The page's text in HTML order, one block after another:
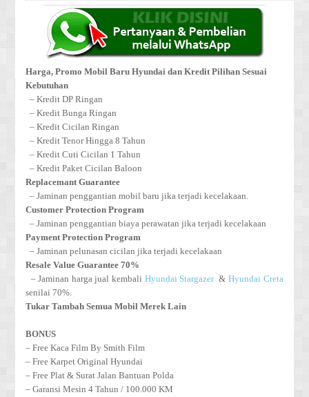
Harga, Promo Mobil Baru Hyundai dan Kredit Pilihan Sesuai
Kebutuhan
– Kredit DP Ringan
– Kredit Bunga Ringan
– Kredit Cicilan Ringan
– Kredit Tenor Hingga 8 Tahun
– Kredit Cuti Cicilan 1 Tahun
– Kredit Paket Cicilan Baloon
Replacemant Guarantee
– Jaminan penggantian mobil baru jika terjadi kecelakaan.
Customer Protection Program
– Jaminan penggantian biaya perawatan jika terjadi kecelakaan
Payment Protection Program
– Jaminan pelunasan cicilan jika terjadi kecelakaan
Resale Value Guarantee 70%
– Jaminan harga jual kembali Hyundai Stargazer& Hyundai Creta
senilai 70%.
Tukar Tambah Semua Mobil Merek Lain
BONUS
– Free Kaca Film By Smith Film
– Free Karpet Original Hyundai
– Free Plat & Surat Jalan Bantuan Polda
– Garansi Mesin 4 Tahun / 100.000 KM